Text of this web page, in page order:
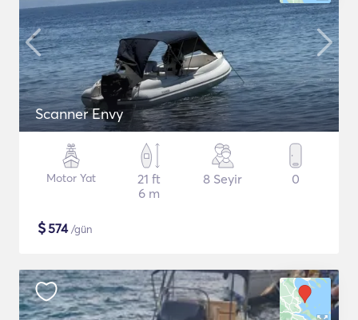
Scanner Envy
Motor Yat
21 ft
6 m
8 Seyir 0
$574/gün